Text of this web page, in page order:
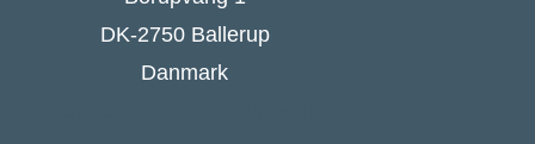
DK-2750 Ballerup
Danmark